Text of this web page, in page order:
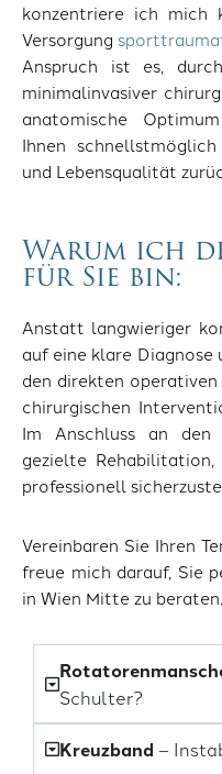
konzentriere ich mich
Versorgung
Anspruch ist es,
minimalinvasiver
anatomische
Ihnen
und Lebensqualität
Warum ich
für Sie bin:
Anstatt langwieriger
auf eine klare Diagnose
den direkten operativen
chirurgischen
Im Anschluss an
gezielte
professionell
Vereinbaren Sie Ihren
freue mich darauf, Sie
in Wien Mitte zu beraten.
Schulter?
Kreuzband –